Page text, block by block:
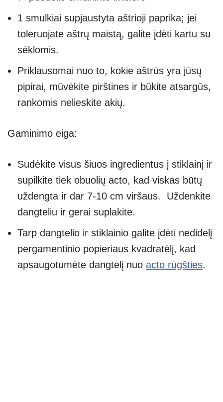
1 smulkiai supjaustyta aštrioji paprika; jei
toleruojate aštrų maistą, galite įdėti kartu su
sėklomis.
Priklausomai nuo to, kokie aštrūs yra jūsų
pipirai, mūvėkite pirštines ir būkite atsargūs,
rankomis nelieskite akių.
Gaminimo eiga:
Sudėkite visus šiuos ingredientus į stiklainį ir
supilkite tiek obuolių acto, kad viskas būtų
uždengta ir dar 7-10 cm viršaus. Uždenkite
dangteliu ir gerai suplakite.
Tarp dangtelio ir stiklainio galite įdėti nedidelį
pergamentinio popieriaus kvadratėlį, kad
apsaugotumėte dangtelį nuo acto rūgšties.